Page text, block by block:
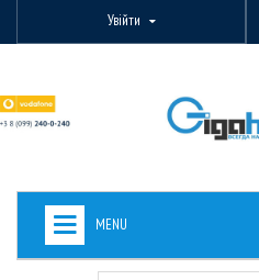
Увійти
MENU